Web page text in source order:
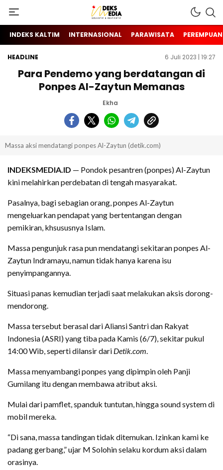
INDEKS MEDIA
Berita Hari Ini Di Indonesia & Internasional
INDEKS KALTIM INTERNASIONAL PARAWISATA
HEADLINE 6 Juli 2023 | 19:27
Para Pendemo yang berdatangan di
Ponpes Al-Zaytun Memanas
Ekha
Massa aksi mendatangi ponpes Al-Zaytun (detik.com)
INDEKSMEDIA.ID — Pondok pesantren (ponpes) Al-Zaytun
kini melahirkan perdebatan di tengah masyarakat.
Pasalnya, bagi sebagian orang, ponpes Al-Zaytun
mengeluarkan pendapat yang bertentangan dengan
pemikiran, khsususnya Islam.
Massa pengunjuk rasa pun mendatangi sekitaran ponpes Al-
Zaytun Indramayu, namun tidak hanya karena isu
penyimpangannya.
Situasi panas kemudian terjadi saat melakukan aksis dorong-
mendorong.
Massa tersebut berasal dari Aliansi Santri dan Rakyat
Indonesia (ASRI) yang tiba pada Kamis (6/7), sekitar pukul
14:00 Wib, seperti dilansir dari Detik.com.
Massa menyambangi ponpes yang dipimpin oleh Panji
Gumilang itu dengan membawa atribut aksi.
Mulai dari pamflet, spanduk tuntutan, hingga sound system di
mobil mereka.
“Di sana, massa tandingan tidak ditemukan. Izinkan kami ke
padang gerbang,” ujar M Solohin selaku kordum aksi dalam
orasinya.